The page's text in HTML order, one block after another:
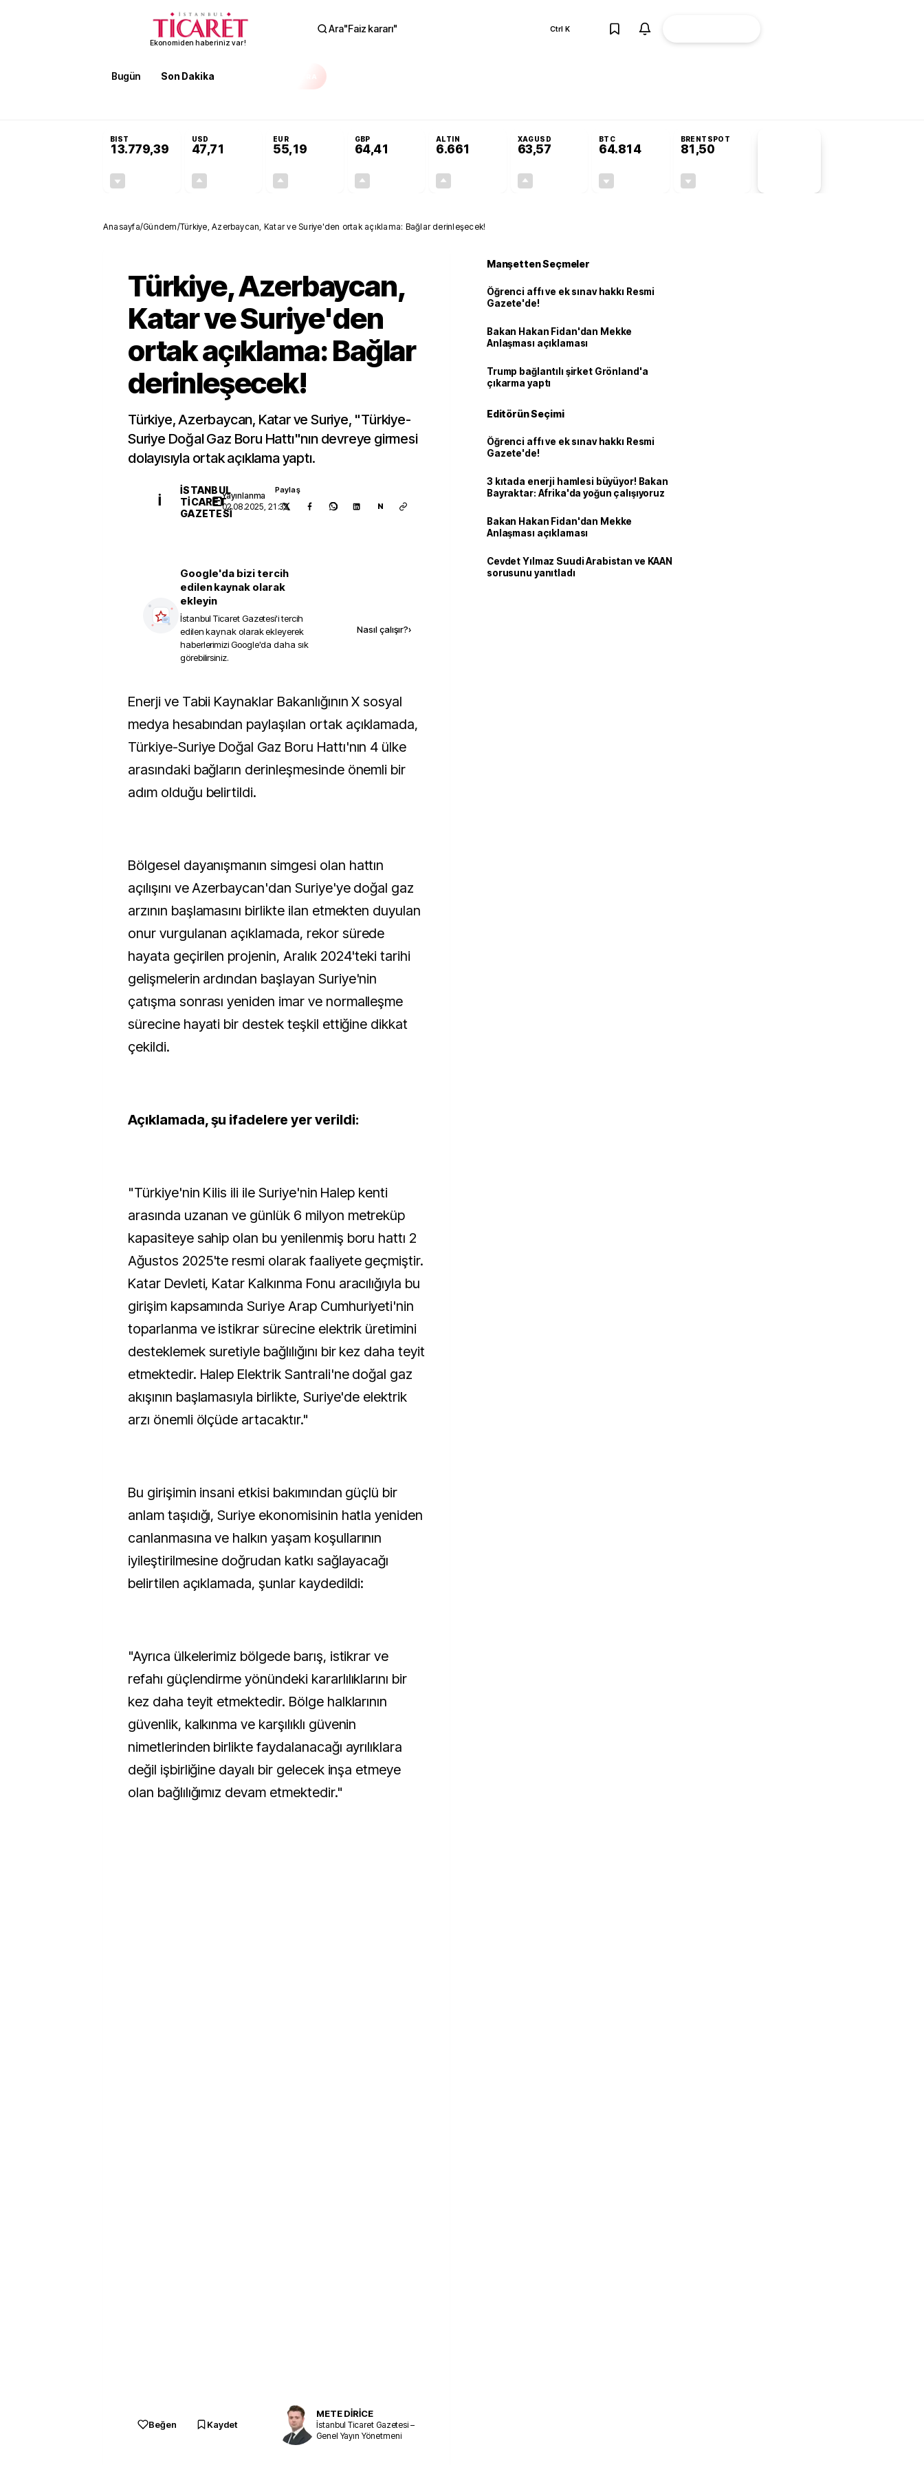
Ekonomiden haberiniz var!
Ara"Faiz kararı" Ctrl K
Bugün Son Dakika
BIST
13.779,39
USD
47,71
EUR
55,19
GBP
64,41
ALTIN
6.661
XAGUSD
63,57
BTC
64.814
BRENTSPOT
81,50
Anasayfa/Gündem/Türkiye, Azerbaycan, Katar ve Suriye'den ortak açıklama: Bağlar derinleşecek!
Türkiye, Azerbaycan,
Katar ve Suriye'den
ortak açıklama: Bağlar
derinleşecek!
Türkiye, Azerbaycan, Katar ve Suriye, "Türkiye-
Suriye Doğal Gaz Boru Hattı"nın devreye girmesi
dolayısıyla ortak açıklama yaptı.
İ
İSTANBUL
TICARET
GAZETESI
Yayınlanma
02.08.2025, 21:33
Paylaş
N
Google'da bizi tercih
edilen kaynak olarak
ekleyin
İstanbul Ticaret Gazetesi'i tercih
edilen kaynak olarak ekleyerek
haberlerimizi Google'da daha sık
görebilirsiniz.
Nasıl çalışır?›
Enerji ve Tabii Kaynaklar Bakanlığının X sosyal
medya hesabından paylaşılan ortak açıklamada,
Türkiye-Suriye Doğal Gaz Boru Hattı'nın 4 ülke
arasındaki bağların derinleşmesinde önemli bir
adım olduğu belirtildi.
Bölgesel dayanışmanın simgesi olan hattın
açılışını ve Azerbaycan'dan Suriye'ye doğal gaz
arzının başlamasını birlikte ilan etmekten duyulan
onur vurgulanan açıklamada, rekor sürede
hayata geçirilen projenin, Aralık 2024'teki tarihi
gelişmelerin ardından başlayan Suriye'nin
çatışma sonrası yeniden imar ve normalleşme
sürecine hayati bir destek teşkil ettiğine dikkat
çekildi.
Açıklamada, şu ifadelere yer verildi:
"Türkiye'nin Kilis ili ile Suriye'nin Halep kenti
arasında uzanan ve günlük 6 milyon metreküp
kapasiteye sahip olan bu yenilenmiş boru hattı 2
Ağustos 2025'te resmi olarak faaliyete geçmiştir.
Katar Devleti, Katar Kalkınma Fonu aracılığıyla bu
girişim kapsamında Suriye Arap Cumhuriyeti'nin
toparlanma ve istikrar sürecine elektrik üretimini
desteklemek suretiyle bağlılığını bir kez daha teyit
etmektedir. Halep Elektrik Santrali'ne doğal gaz
akışının başlamasıyla birlikte, Suriye'de elektrik
arzı önemli ölçüde artacaktır."
Bu girişimin insani etkisi bakımından güçlü bir
anlam taşıdığı, Suriye ekonomisinin hatla yeniden
canlanmasına ve halkın yaşam koşullarının
iyileştirilmesine doğrudan katkı sağlayacağı
belirtilen açıklamada, şunlar kaydedildi:
"Ayrıca ülkelerimiz bölgede barış, istikrar ve
refahı güçlendirme yönündeki kararlılıklarını bir
kez daha teyit etmektedir. Bölge halklarının
güvenlik, kalkınma ve karşılıklı güvenin
nimetlerinden birlikte faydalanacağı ayrılıklara
değil işbirliğine dayalı bir gelecek inşa etmeye
olan bağlılığımız devam etmektedir."
Beğen Kaydet
METE DİRİCE
İstanbul Ticaret Gazetesi –
Genel Yayın Yönetmeni
Manşetten Seçmeler
Öğrenci affı ve ek sınav hakkı Resmi
Gazete'de!
Bakan Hakan Fidan'dan Mekke
Anlaşması açıklaması
Trump bağlantılı şirket Grönland'a
çıkarma yaptı
Editörün Seçimi
Öğrenci affı ve ek sınav hakkı Resmi
Gazete'de!
3 kıtada enerji hamlesi büyüyor! Bakan
Bayraktar: Afrika'da yoğun çalışıyoruz
Bakan Hakan Fidan'dan Mekke
Anlaşması açıklaması
Cevdet Yılmaz Suudi Arabistan ve KAAN
sorusunu yanıtladı